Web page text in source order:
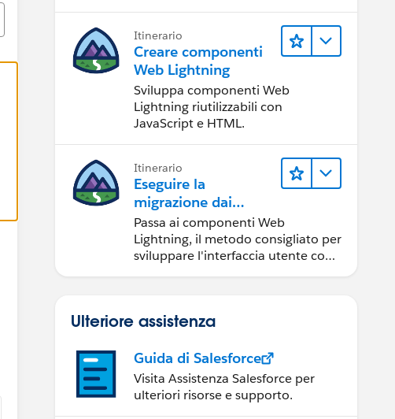
Itinerario
Creare componenti
Web Lightning
Sviluppa componenti Web
Lightning riutilizzabili con
JavaScript e HTML.
Itinerario
Eseguire la
migrazione dai
componenti Aura ai
componenti Web
Lightning
Passa ai componenti Web
Lightning, il metodo consigliato per
sviluppare l'interfaccia utente con
Ulteriore assistenza
Guida di Salesforce
Visita Assistenza Salesforce per
ulteriori risorse e supporto.